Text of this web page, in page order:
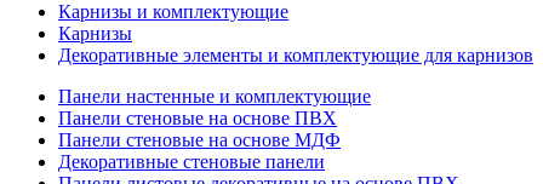
Карнизы и комплектующие
Карнизы
Декоративные элементы и комплектующие для карнизов
Панели настенные и комплектующие
Панели стеновые на основе ПВХ
Панели стеновые на основе МДФ
Декоративные стеновые панели